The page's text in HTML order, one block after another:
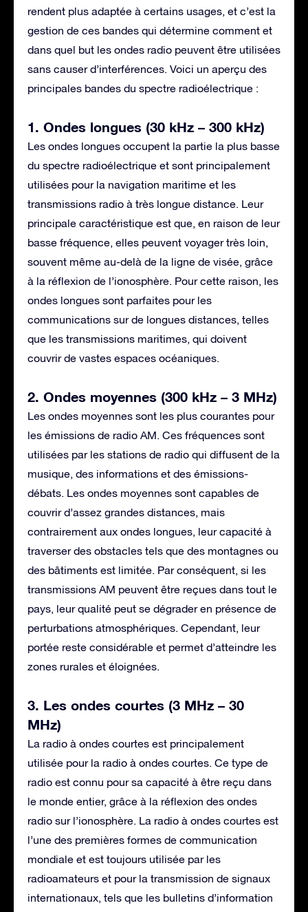
rendent plus adaptée à certains usages, et c’est la
gestion de ces bandes qui détermine comment et
dans quel but les ondes radio peuvent être utilisées
sans causer d’interférences. Voici un aperçu des
principales bandes du spectre radioélectrique :
1. Ondes longues (30 kHz – 300 kHz)
Les ondes longues occupent la partie la plus basse
du spectre radioélectrique et sont principalement
utilisées pour la navigation maritime et les
transmissions radio à très longue distance. Leur
principale caractéristique est que, en raison de leur
basse fréquence, elles peuvent voyager très loin,
souvent même au-delà de la ligne de visée, grâce
à la réflexion de l’ionosphère. Pour cette raison, les
ondes longues sont parfaites pour les
communications sur de longues distances, telles
que les transmissions maritimes, qui doivent
couvrir de vastes espaces océaniques.
2. Ondes moyennes (300 kHz – 3 MHz)
Les ondes moyennes sont les plus courantes pour
les émissions de radio AM. Ces fréquences sont
utilisées par les stations de radio qui diffusent de la
musique, des informations et des émissions-
débats. Les ondes moyennes sont capables de
couvrir d’assez grandes distances, mais
contrairement aux ondes longues, leur capacité à
traverser des obstacles tels que des montagnes ou
des bâtiments est limitée. Par conséquent, si les
transmissions AM peuvent être reçues dans tout le
pays, leur qualité peut se dégrader en présence de
perturbations atmosphériques. Cependant, leur
portée reste considérable et permet d’atteindre les
zones rurales et éloignées.
3. Les ondes courtes (3 MHz – 30
MHz)
La radio à ondes courtes est principalement
utilisée pour la radio à ondes courtes. Ce type de
radio est connu pour sa capacité à être reçu dans
le monde entier, grâce à la réflexion des ondes
radio sur l’ionosphère. La radio à ondes courtes est
l’une des premières formes de communication
mondiale et est toujours utilisée par les
radioamateurs et pour la transmission de signaux
internationaux, tels que les bulletins d’information